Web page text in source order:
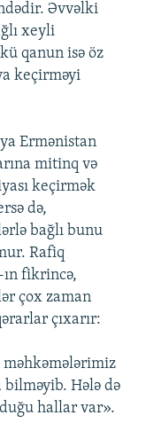
Əvvəlki
xeyli
qanun isə öz
keçirməyi
Ermənistan
mitinq və
keçirmək
də,
bağlı bunu
Rafiq
fikrincə,
çox zaman
çıxarır:
Hələ də
hallar var».